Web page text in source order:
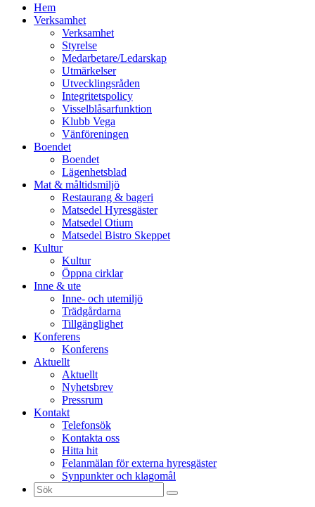
vidare
Hem
Verksamhet
Verksamhet
Styrelse
Medarbetare/Ledarskap
Utmärkelser
Utvecklingsråden
Integritetspolicy
Visselblåsarfunktion
Klubb Vega
Vänföreningen
Boendet
Boendet
Lägenhetsblad
Mat & måltidsmiljö
Restaurang & bageri
Matsedel Hyresgäster
Matsedel Otium
Matsedel Bistro Skeppet
Kultur
Kultur
Öppna cirklar
Inne & ute
Inne- och utemiljö
Trädgårdarna
Tillgänglighet
Konferens
Konferens
Aktuellt
Aktuellt
Nyhetsbrev
Pressrum
Kontakt
Telefonsök
Kontakta oss
Hitta hit
Felanmälan för externa hyresgäster
Synpunkter och klagomål
Sök
efter: